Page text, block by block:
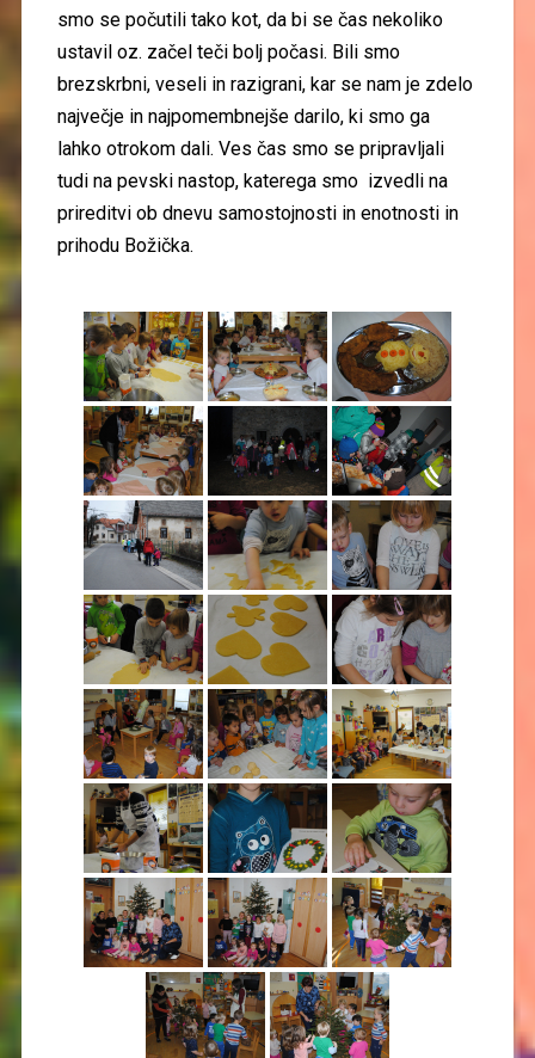
smo se počutili tako kot, da bi se čas nekoliko
ustavil oz. začel teči bolj počasi. Bili smo
brezskrbni, veseli in razigrani, kar se nam je zdelo
največje in najpomembnejše darilo, ki smo ga
lahko otrokom dali. Ves čas smo se pripravljali
tudi na pevski nastop, katerega smo izvedli na
prireditvi ob dnevu samostojnosti in enotnosti in
prihodu Božička.